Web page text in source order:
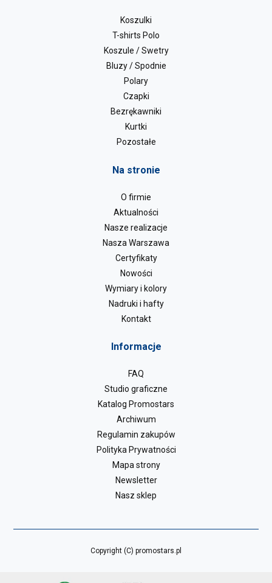
Koszulki
T-shirts Polo
Koszule / Swetry
Bluzy / Spodnie
Polary
Czapki
Bezrękawniki
Kurtki
Pozostałe
Na stronie
O firmie
Aktualności
Nasze realizacje
Nasza Warszawa
Certyfikaty
Nowości
Wymiary i kolory
Nadruki i hafty
Kontakt
Informacje
FAQ
Studio graficzne
Katalog Promostars
Archiwum
Regulamin zakupów
Polityka Prywatności
Mapa strony
Newsletter
Nasz sklep
Copyright (C) promostars.pl